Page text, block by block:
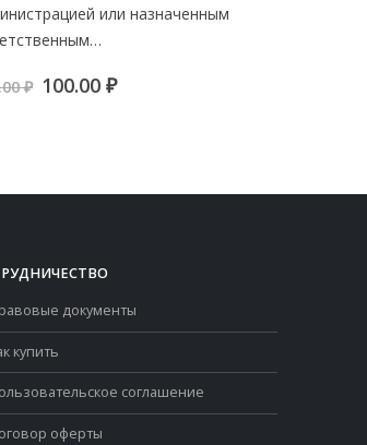
или назначенным
₽ Первоначальная
100.00₽Текущая
документы
купить
соглашение
оферты